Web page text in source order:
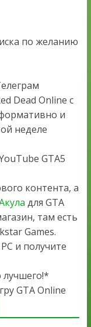
по желанию
Dead Online с
и
неделе
GTA5
контента, а
для GTA
там есть
Games.
и получите
лучшего!*
GTA Online